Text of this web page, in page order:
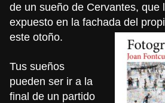
de un sueño de Cervantes, que
expuesto en la fachada del
este otoño.
Tus sueños
pueden ser ir a la
final de un partido